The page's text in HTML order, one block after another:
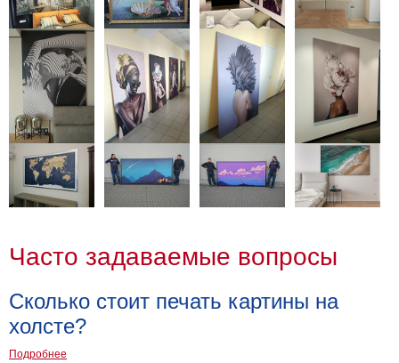
Часто задаваемые вопросы
Сколько стоит печать картины на
холсте?
Подробнее